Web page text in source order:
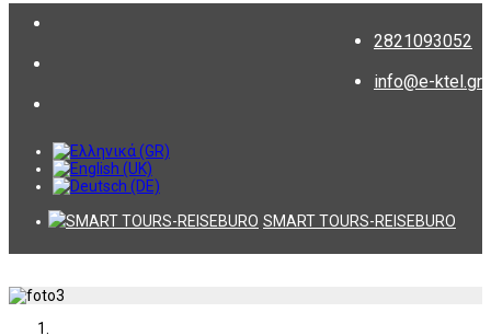
2821093052
info@e-ktel.gr
SMART TOURS-REISEBURO